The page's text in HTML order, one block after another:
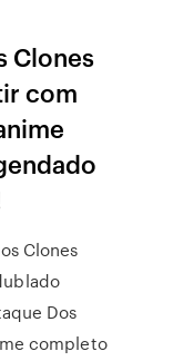
Clones
com
Clones
Dos
completo